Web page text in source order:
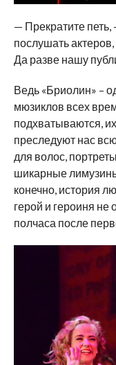
— Прекратите
послушать
Да разве нашу
Ведь «Бриолин» –
мюзиклов всех
подхватываются,
преследуют нас
для волос,
шикарные
конечно, история
герой и героиня не
полчаса после